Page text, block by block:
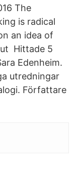
The
is radical
an idea of
Hittade 5
Edenheim.
utredningar
Författare